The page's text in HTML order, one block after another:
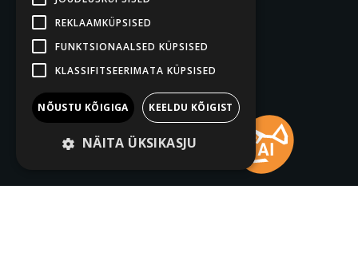
REKLAAMKÜPSISED
FUNKTSIONAALSED KÜPSISED
KLASSIFITSEERIMATA KÜPSISED
NÕUSTU KÕIGIGA KEELDU KÕIGIST
NÄITA ÜKSIKASJU